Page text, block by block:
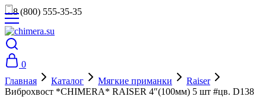
8 (800) 555-35-35
0
Главная
Каталог Мягкие приманки
Raiser
Виброхвост *CHIMERA* RAISER 4″(100мм) 5 шт #цв. D138